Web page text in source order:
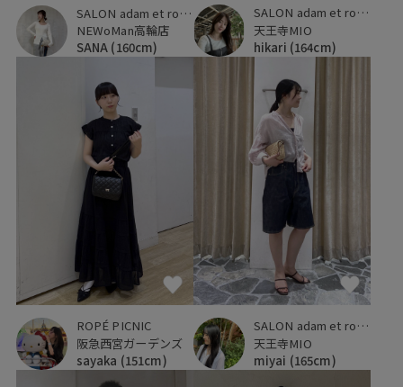
SALON adam et ropé
NEWoMan高輪店
SANA (160cm)
SALON adam et ropé
天王寺MIO
hikari (164cm)
ROPÉ PICNIC
阪急西宮ガーデンズ
sayaka (151cm)
SALON adam et ropé
天王寺MIO
miyai (165cm)